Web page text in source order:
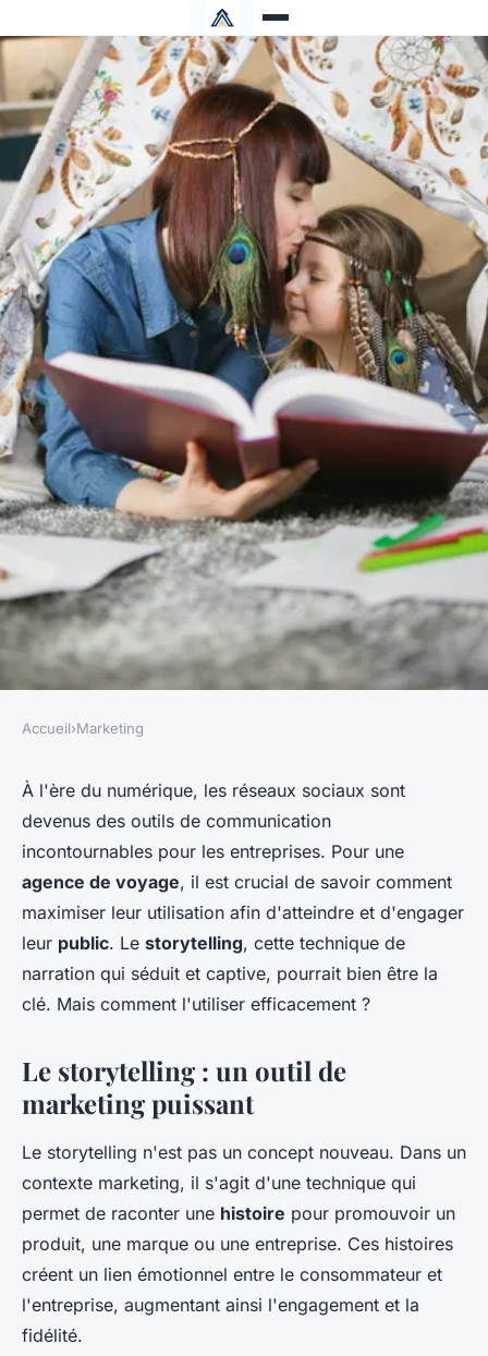
Comment une agence de
voyage peut-elle utiliser le
storytelling pour augmenter
l'engagement sur ses réseaux
sociaux ?
Accueil›Marketing
À l'ère du numérique, les réseaux sociaux sont
devenus des outils de communication
incontournables pour les entreprises. Pour une
agence de voyage, il est crucial de savoir comment
maximiser leur utilisation afin d'atteindre et d'engager
leur public. Le storytelling, cette technique de
narration qui séduit et captive, pourrait bien être la
clé. Mais comment l'utiliser efficacement ?
Le storytelling : un outil de
marketing puissant
Le storytelling n'est pas un concept nouveau. Dans un
contexte marketing, il s'agit d'une technique qui
permet de raconter une histoire pour promouvoir un
produit, une marque ou une entreprise. Ces histoires
créent un lien émotionnel entre le consommateur et
l'entreprise, augmentant ainsi l'engagement et la
fidélité.